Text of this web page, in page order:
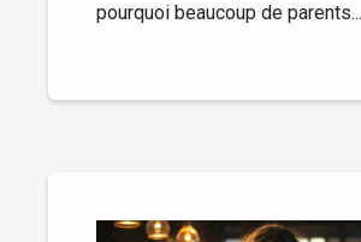
pourquoi beaucoup de parents...